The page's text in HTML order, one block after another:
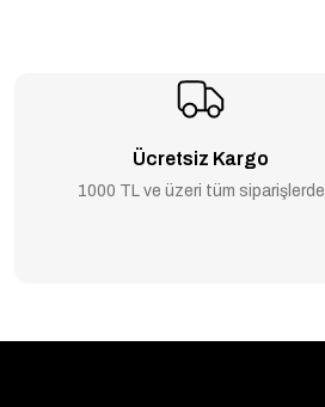
Ücretsiz Kargo
1000 TL ve üzeri tüm siparişlerde